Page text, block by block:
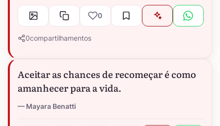
0
0compartilhamentos
Aceitar as chances de recomeçar é como
amanhecer para a vida.
Mayara Benatti